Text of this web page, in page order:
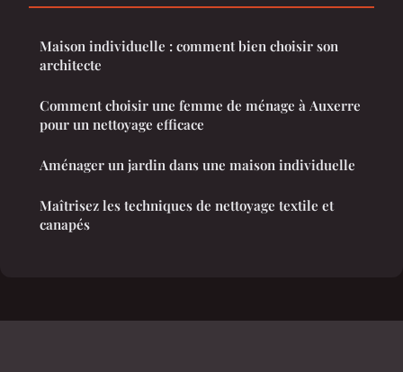
Maison individuelle : comment bien choisir son
architecte
Comment choisir une femme de ménage à Auxerre
pour un nettoyage efficace
Aménager un jardin dans une maison individuelle
Maîtrisez les techniques de nettoyage textile et
canapés